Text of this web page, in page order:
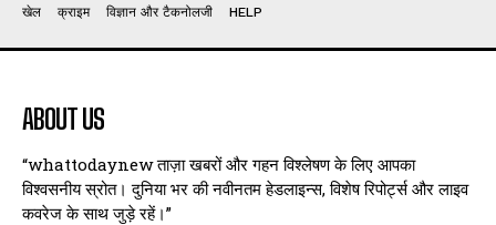
खेल
क्राइम विज्ञान और टैकनोलजी HELP
ABOUT US
“whattodaynew ताज़ा खबरों और गहन विश्लेषण के लिए आपका
विश्वसनीय स्रोत। दुनिया भर की नवीनतम हेडलाइन्स, विशेष रिपोर्ट्स और लाइव
कवरेज के साथ जुड़े रहें।”